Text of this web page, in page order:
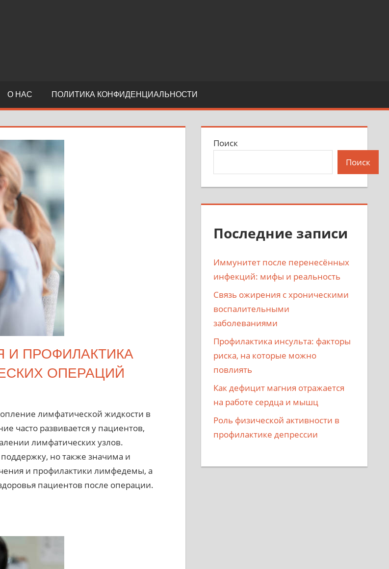
О НАС ПОЛИТИКА КОНФИДЕНЦИАЛЬНОСТИ
ПРОФИЛАКТИКА
ОПЕРАЦИЙ
лимфатической жидкости в
часто развивается у пациентов,
лимфатических узлов.
но также значима и
и профилактики лимфедемы, а
пациентов после операции.
Поиск
Поиск
Последние записи
Иммунитет после перенесённых
инфекций: мифы и реальность
Связь ожирения с хроническими
воспалительными
заболеваниями
Профилактика инсульта: факторы
риска, на которые можно
повлиять
Как дефицит магния отражается
на работе сердца и мышц
Роль физической активности в
профилактике депрессии